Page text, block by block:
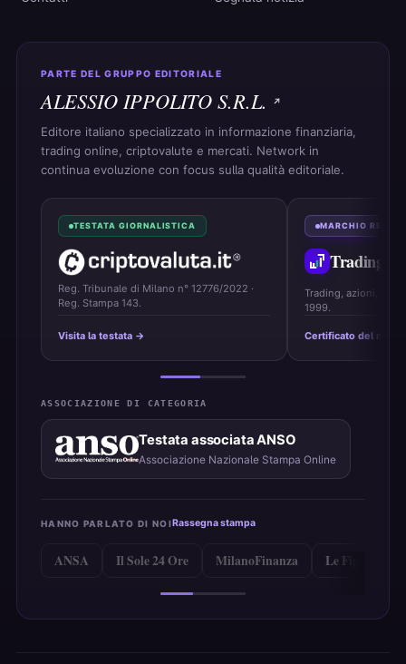
PARTE DEL GRUPPO EDITORIALE
ALESSIO IPPOLITO S.R.L.
Editore italiano specializzato in informazione finanziaria,
trading online, criptovalute e mercati. Network in
continua evoluzione con focus sulla qualità editoriale.
TESTATA GIORNALISTICA
Reg. Tribunale di Milano n° 12776/2022 ·
Reg. Stampa 143.
Visita la testata →
MARCHIO
Trading
Trading, azioni, ETF
1999.
Certificato del
ASSOCIAZIONE DI CATEGORIA
Testata associata ANSO
Associazione Nazionale Stampa Online
HANNO PARLATO DI NOIRassegna stampa
ANSA Il Sole 24 Ore MilanoFinanza Le Figaro